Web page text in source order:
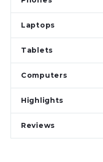
Laptops
Tablets
Computers
Highlights
Reviews